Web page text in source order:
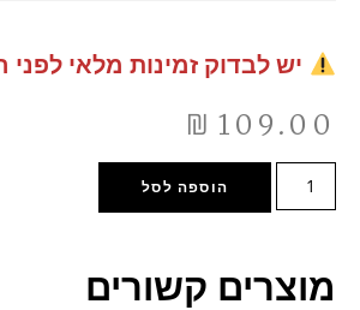
יש לבדוק זמינות מלאי לפני
₪ 109.00
הוספה לסל
מוצרים קשורים